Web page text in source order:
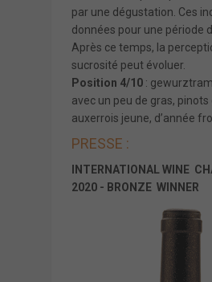
par une dégustation. Ces
données pour une période
Après ce temps, la
sucrosité peut évoluer.
Position 4/10 :
avec un peu de gras, pinots
auxerrois jeune, d’année
PRESSE :
INTERNATIONAL WINE
2020 - BRONZE WINNER